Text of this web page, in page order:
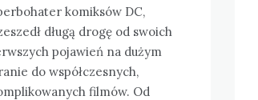
komiksów DC,
długą drogę od swoich
pojawień na dużym
do współczesnych,
filmów. Od